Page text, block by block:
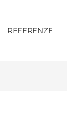
REFERENZE